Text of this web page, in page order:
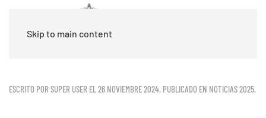
Skip to main content
ESCRITO POR SUPER USER EL26 NOVIEMBRE 2024. PUBLICADO EN NOTICIAS 2025.